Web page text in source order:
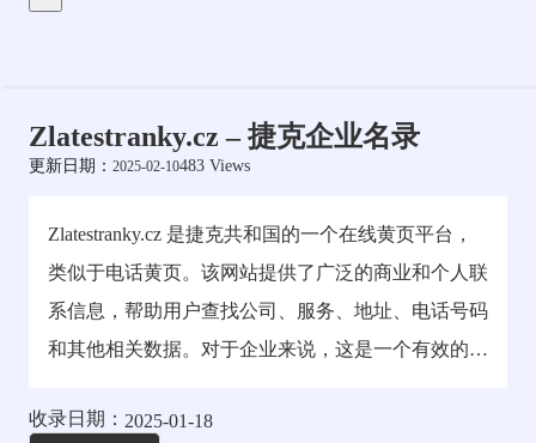
Zlatestranky.cz – 捷克企业名录
更新日期： 2025-02-10483 Views
Zlatestranky.cz 是捷克共和国的一个在线黄页平台，
类似于电话黄页。该网站提供了广泛的商业和个人联
系信息，帮助用户查找公司、服务、地址、电话号码
和其他相关数据。对于企业来说，这是一个有效的…
收录日期： 2025-01-18